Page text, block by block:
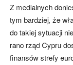
Z medialnych
tym bardziej, że
do takiej sytuacji
rano rząd Cypru
finansów strefy